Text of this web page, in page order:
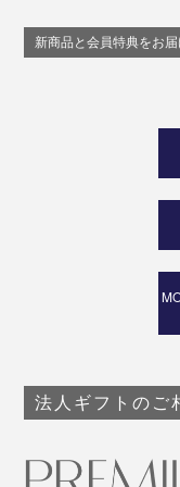
新商品と会員特典をお届
法人ギフトのご